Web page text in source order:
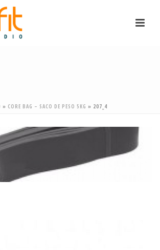
» CORE BAG – SACO DE PESO 5KG » 207_4